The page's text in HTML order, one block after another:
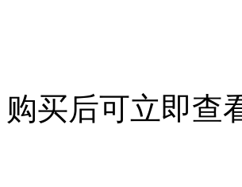
购买后可立即查